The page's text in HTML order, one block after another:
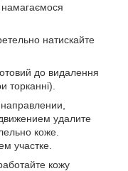
натискайте
до видалення
торканні).
удалите
коже.
участке.
кожу